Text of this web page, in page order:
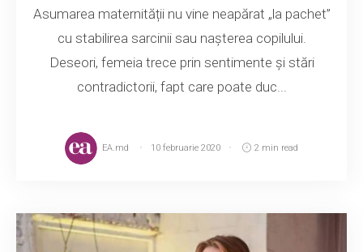
Asumarea maternității nu vine neapărat „la pachet”
cu stabilirea sarcinii sau nașterea copilului.
Deseori, femeia trece prin sentimente și stări
contradictorii, fapt care poate duc...
EA.md 10 februarie 2020 2 min read